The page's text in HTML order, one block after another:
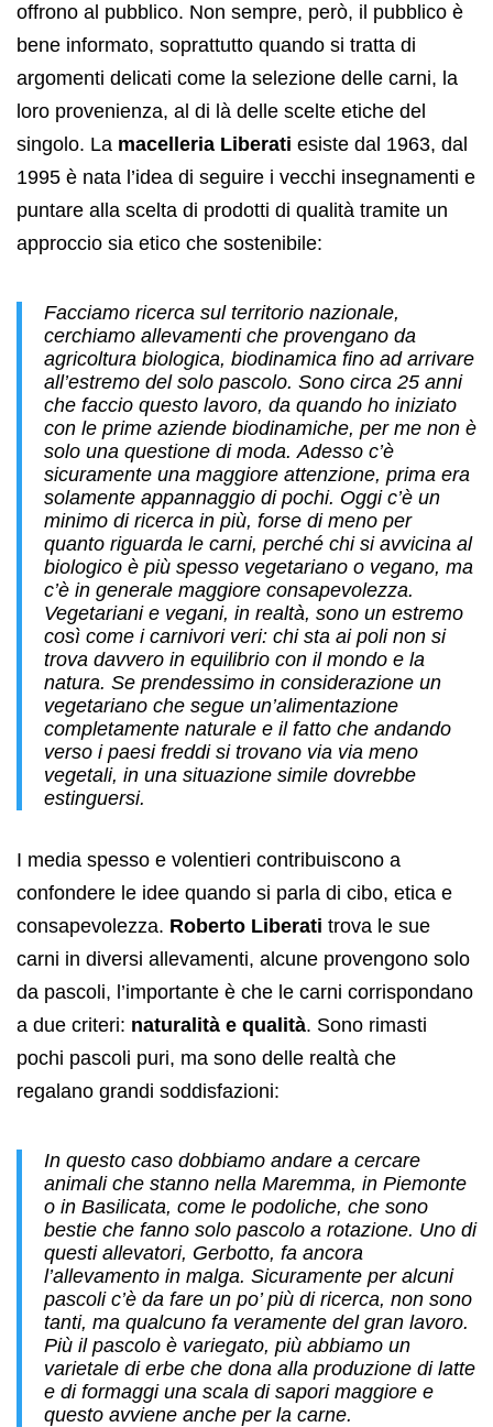
offrono al pubblico. Non sempre, però, il pubblico è
bene informato, soprattutto quando si tratta di
argomenti delicati come la selezione delle carni, la
loro provenienza, al di là delle scelte etiche del
singolo. La macelleria Liberati esiste dal 1963, dal
1995 è nata l’idea di seguire i vecchi insegnamenti e
puntare alla scelta di prodotti di qualità tramite un
approccio sia etico che sostenibile:
Facciamo ricerca sul territorio nazionale,
cerchiamo allevamenti che provengano da
agricoltura biologica, biodinamica fino ad arrivare
all’estremo del solo pascolo. Sono circa 25 anni
che faccio questo lavoro, da quando ho iniziato
con le prime aziende biodinamiche, per me non è
solo una questione di moda. Adesso c’è
sicuramente una maggiore attenzione, prima era
solamente appannaggio di pochi. Oggi c’è un
minimo di ricerca in più, forse di meno per
quanto riguarda le carni, perché chi si avvicina al
biologico è più spesso vegetariano o vegano, ma
c’è in generale maggiore consapevolezza.
Vegetariani e vegani, in realtà, sono un estremo
così come i carnivori veri: chi sta ai poli non si
trova davvero in equilibrio con il mondo e la
natura. Se prendessimo in considerazione un
vegetariano che segue un’alimentazione
completamente naturale e il fatto che andando
verso i paesi freddi si trovano via via meno
vegetali, in una situazione simile dovrebbe
estinguersi.
I media spesso e volentieri contribuiscono a
confondere le idee quando si parla di cibo, etica e
consapevolezza. Roberto Liberati trova le sue
carni in diversi allevamenti, alcune provengono solo
da pascoli, l’importante è che le carni corrispondano
a due criteri: naturalità e qualità. Sono rimasti
pochi pascoli puri, ma sono delle realtà che
regalano grandi soddisfazioni:
In questo caso dobbiamo andare a cercare
animali che stanno nella Maremma, in Piemonte
o in Basilicata, come le podoliche, che sono
bestie che fanno solo pascolo a rotazione. Uno di
questi allevatori, Gerbotto, fa ancora
l’allevamento in malga. Sicuramente per alcuni
pascoli c’è da fare un po’ più di ricerca, non sono
tanti, ma qualcuno fa veramente del gran lavoro.
Più il pascolo è variegato, più abbiamo un
varietale di erbe che dona alla produzione di latte
e di formaggi una scala di sapori maggiore e
questo avviene anche per la carne.